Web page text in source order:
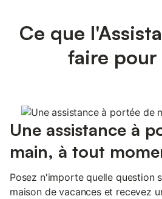
Ce que
faire pour
Une assistance à
main, à tout
Posez n'importe quelle question
maison de vacances et recevez